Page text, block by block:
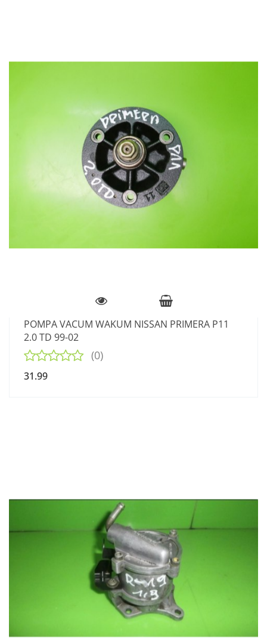
POMPA VACUM WAKUM NISSAN PRIMERA P11
2.0 TD 99-02
(0)
31.99